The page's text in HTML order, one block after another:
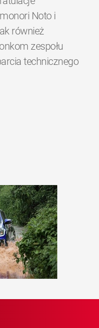
Noto i
również
zespołu
technicznego